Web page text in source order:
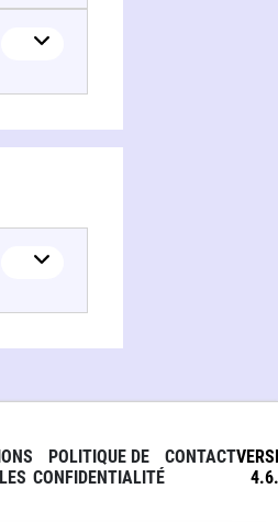
POLITIQUE DE
CONFIDENTIALITÉ
CONTACT